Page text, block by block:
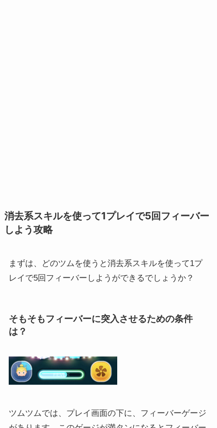
消去系スキルを使って1プレイで5回フィーバー
しよう攻略
まずは、どのツムを使うと消去系スキルを使って1プ
レイで5回フィーバーしようができるでしょうか？
そもそもフィーバーに突入させるための条件
は？
ツムツムでは、プレイ画面の下に、フィーバーゲージ